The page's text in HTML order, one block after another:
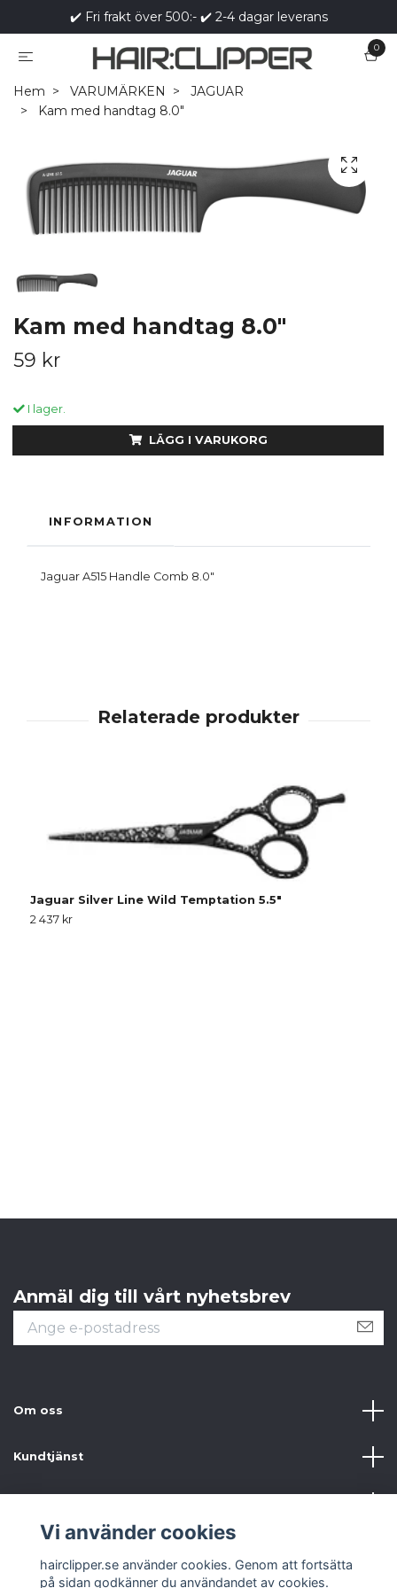
✔️ Fri frakt över 500:- ✔️ 2-4 dagar leverans
0
Hem VARUMÄRKEN
JAGUAR
Kam med handtag 8.0"
Kam med handtag 8.0"
59 kr
I lager.
LÄGG I VARUKORG
INFORMATION
Jaguar A515 Handle Comb 8.0"
Jaguar Silver Line Wild Temptation 5.5"
2 437 kr
Anmäl dig till vårt nyhetsbrev
Om oss
Kundtjänst
Vi använder cookies
hairclipper.se använder cookies. Genom att fortsätta
på sidan godkänner du användandet av cookies.